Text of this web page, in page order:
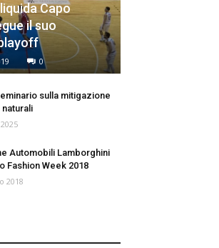
Capo
il suo
0
sulla mitigazione
Automobili Lamborghini
Fashion Week 2018
2018